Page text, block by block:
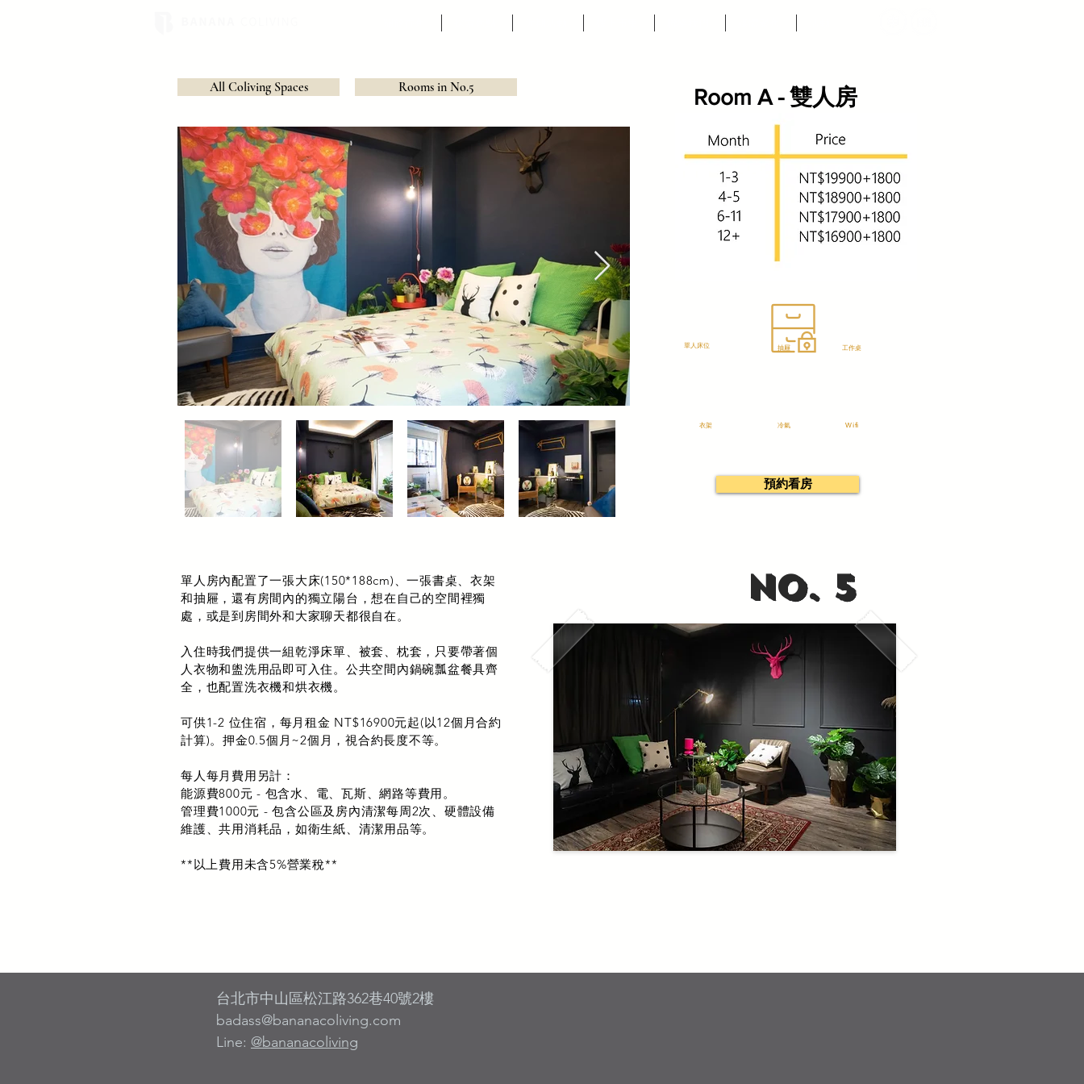
All Coliving Spaces Rooms in No.5 Room A - 雙人房
​單人床位 抽屜 工作桌
衣架 冷氣 Wifi
預約看房
單人房內配置了一張大床(150*188cm)、一張書桌、衣架
和抽屜，還有房間內的獨立陽台，想在自己的空間裡獨
處，或是到房間外和大家聊天都很自在。
入住時我們提供一組乾淨床單、被套、枕套，只要帶著個
人衣物和盥洗用品即可入住。公共空間內鍋碗瓢盆餐具齊
全，也配置洗衣機和烘衣機。
可供1-2 位住宿，每月租金 NT$16900元起(以12個月合約
計算)。押金​0.5個月~2個月，視合約長度不等。
每人每月費用另計：
能源費800元 - 包含水、電、瓦斯、網路等費用。
管理費1000元 - 包含公區及房內清潔每周2次、硬體設備
維護、共用消耗品，如衛生紙、清潔用品等。
**以上費用未含5%營業稅**
no. 5
台北市中山區松江路362巷40號2樓
badass@bananacoliving.com
Line: @bananacoliving